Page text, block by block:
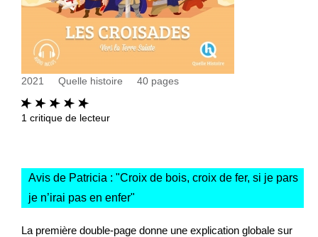
2021 Quelle histoire 40 pages
1 critique de lecteur
Avis de Patricia : "Croix de bois, croix de fer, si je pars
je n’irai pas en enfer"
La première double-page donne une explication globale sur